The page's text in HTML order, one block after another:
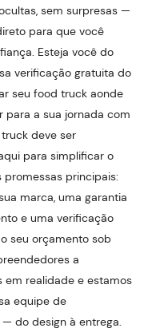
sem surpresas —
para que você
Esteja você do
verificação gratuita do
seu food truck aonde
para a sua jornada com
deve ser
para simplificar o
promessas principais:
marca, uma garantia
e uma verificação
seu orçamento sob
a
em realidade e estamos
equipe de
do design à entrega.